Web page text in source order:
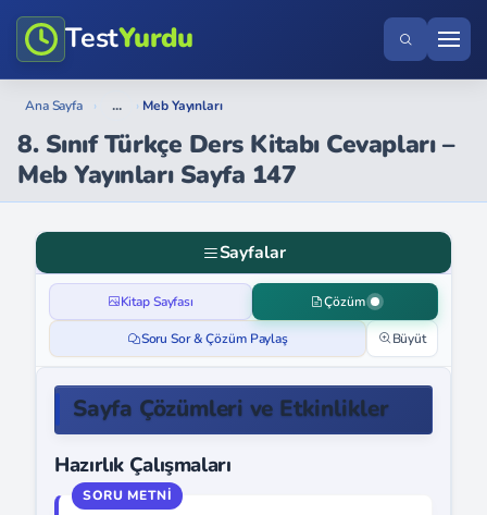
TestYurdu
Ana Sayfa › ... › Meb Yayınları
8. Sınıf Türkçe Ders Kitabı Cevapları –
Meb Yayınları Sayfa 147
Sayfalar
Kitap Sayfası Çözüm
Soru Sor & Çözüm Paylaş Büyüt
Sayfa Çözümleri ve Etkinlikler
Hazırlık Çalışmaları